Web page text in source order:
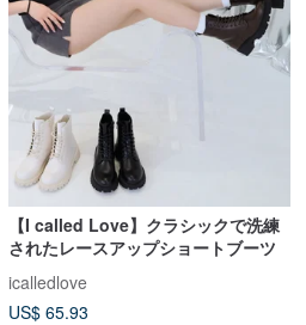
【I called Love】クラシックで洗練
されたレースアップショートブーツ
icalledlove
US$ 65.93